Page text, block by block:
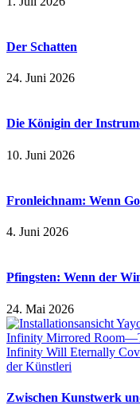
Der Schatten
24. Juni 2026
Die Königin der
10. Juni 2026
Fronleichnam: Wenn
4. Juni 2026
Pfingsten: Wenn der
24. Mai 2026
Zwischen Kunstwerk